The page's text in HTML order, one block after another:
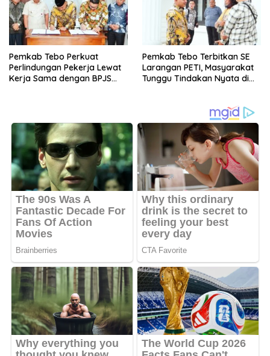
Pemkab Tebo Perkuat
Perlindungan Pekerja Lewat
Kerja Sama dengan BPJS
Pemkab Tebo Terbitkan SE
Larangan PETI, Masyarakat
Tunggu Tindakan Nyata di